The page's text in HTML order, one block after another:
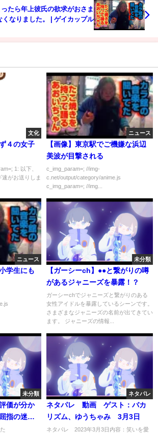
たら年上彼氏の欲求がおさま
くなりました。 | ゲイカップル
文化
４の女子
1: 以下、
がお送りしま
ニュース
【画像】東京駅でご機嫌な浜辺
美波が目撃される
c_img_param=; //img-
c.net/output/category/anime.js
c_img_param=; //img...
ニュース
学生にも
未分類
【ガーシーch】●●と繋がりの噂
があるジャニーズを暴露！？
ガーシーchでジャニーズと繋がりのある
女性アイドルを暴露しているシーンです。
さまざまなジャニーズの名前が出てきてい
ます。 ジャニーズの情報...
未分類
価が分か
指の迷
オペレー
ネタパレ
ネタパレ 動画 ゲスト：バカ
リズム、ゆうちゃみ 3月3日
ネタパレ 2023年3月3日内容：笑いを愛